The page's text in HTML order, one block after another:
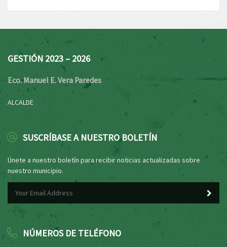
GESTIÓN 2023 – 2026
Eco. Manuel E. Vera Paredes
ALCALDE
SUSCRÍBASE A NUESTRO BOLETÍN
Únete a nuestro boletín para recibir noticias actualizadas sobre
nuestro municipio.
NÚMEROS DE TELÉFONO